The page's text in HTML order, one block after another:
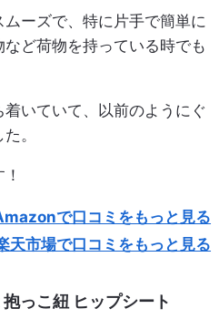
ーズで、特に片手で簡単に
ど荷物を持っている時でも
いていて、以前のようにぐ
。
で口コミをもっと見る
天市場で口コミをもっと見る
っこ紐 ヒップシート